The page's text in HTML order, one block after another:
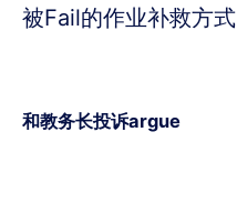
被Fail的作业补救方式
和教务长投诉argue